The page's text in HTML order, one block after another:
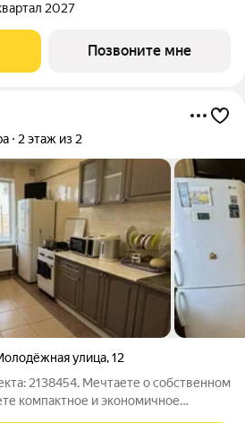
2027
Позвоните мне
2 этаж из 2
улица,12
2138454. Мечтаете о собственном
компактное и экономичное